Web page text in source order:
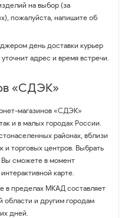
на выбор (за
пожалуйста, напишите об
день доставки курьер
адрес и время встречи.
«СДЭК»
магазинов «СДЭК»
и в малых городах России.
районах, вблизи
и торговых центров. Выбрать
сможете в момент
карте.
в пределах МКАД составляет
области и другим городам
дней.